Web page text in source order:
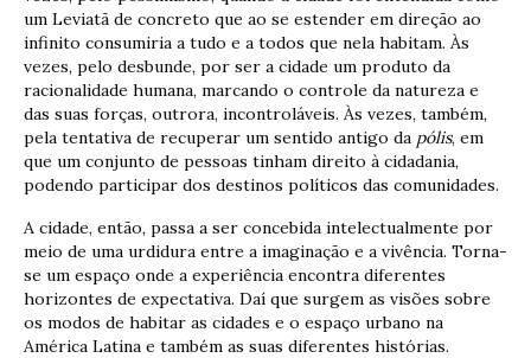
um Leviatã de concreto que ao se estender em direção ao
infinito consumiria a tudo e a todos que nela habitam. Às
vezes, pelo desbunde, por ser a cidade um produto da
racionalidade humana, marcando o controle da natureza e
das suas forças, outrora, incontroláveis. Às vezes, também,
pela tentativa de recuperar um sentido antigo da pólis, em
que um conjunto de pessoas tinham direito à cidadania,
podendo participar dos destinos políticos das comunidades.
A cidade, então, passa a ser concebida intelectualmente por
meio de uma urdidura entre a imaginação e a vivência. Torna-
se um espaço onde a experiência encontra diferentes
horizontes de expectativa. Daí que surgem as visões sobre
os modos de habitar as cidades e o espaço urbano na
América Latina e também as suas diferentes histórias.